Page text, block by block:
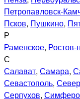
Петропавловск-
Псков, Пушкино,
Р
Раменское,
С
Салават, Самара,
Севастополь,
Серпухов,